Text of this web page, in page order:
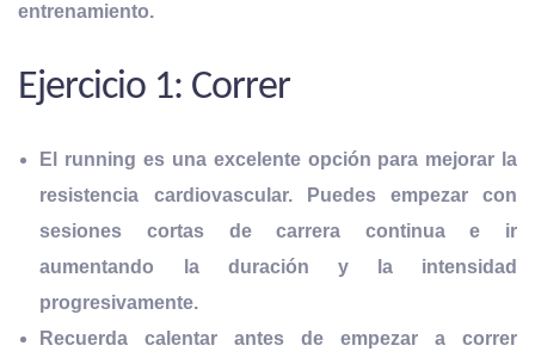
entrenamiento.
Ejercicio 1: Correr
El running es una excelente opción para mejorar la
resistencia cardiovascular. Puedes empezar con
sesiones cortas de carrera continuae ir
aumentando la duración y la intensidad
progresivamente.
Recuerda calentar antes de empezar a correr